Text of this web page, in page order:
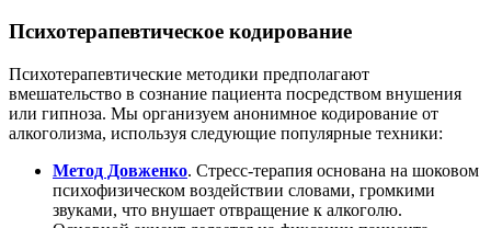
Психотерапевтическое кодирование
Психотерапевтические методики предполагают
вмешательство в сознание пациента посредством внушения
или гипноза. Мы организуем анонимное кодирование от
алкоголизма, используя следующие популярные техники:
Метод Довженко. Стресс-терапия основана на шоковом
психофизическом воздействии словами, громкими
звуками, что внушает отвращение к алкоголю.